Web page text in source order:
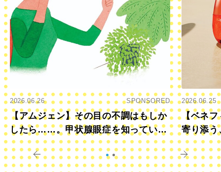
2026.06.26 SPONSORED
【アムジェン】その目の不調はもしか
したら……。甲状腺眼症を知っていま
すか？
2026.06.25
【ベネフ
寄り添う
きに